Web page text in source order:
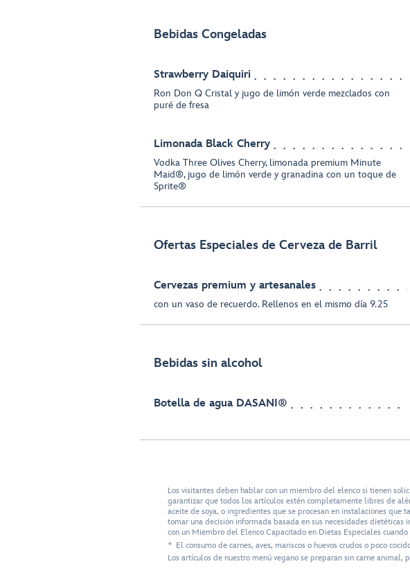
Bebidas Congeladas
Strawberry Daiquiri
Ron Don Q Cristal y jugo de limón verde mezclados con
puré de fresa
Limonada Black Cherry
Vodka Three Olives Cherry, limonada premium Minute
Maid®, jugo de limón verde y granadina con un toque de
Sprite®
Ofertas Especiales de Cerveza de Barril
Cervezas premium y artesanales
con un vaso de recuerdo. Rellenos en el mismo día 9.25
Bebidas sin alcohol
Botella de agua DASANI®
Los visitantes deben hablar con un miembro del elenco si tienen
garantizar que todos los artículos estén completamente libres de
aceite de soya, o ingredientes que se procesan en instalaciones
tomar una decisión informada basada en sus necesidades
con un Miembro del Elenco Capacitado en Dietas Especiales
* El consumo de carnes, aves, mariscos o huevos crudos o poco
Los artículos de nuestro menú vegano se preparan sin carne animal,